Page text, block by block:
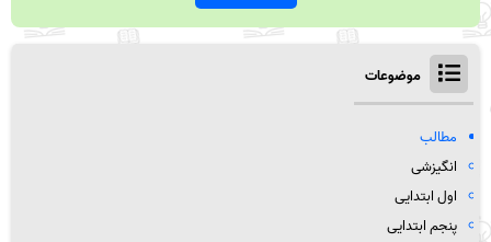
موضوعات
مطالب
انگیزشی
اول ابتدایی
پنجم ابتدایی